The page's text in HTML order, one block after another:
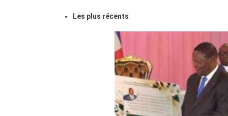
Les plus récents